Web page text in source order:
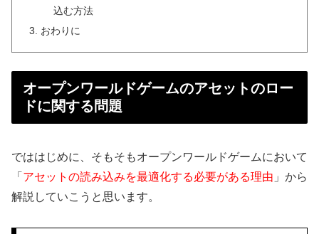
込む方法
おわりに
オープンワールドゲームのアセットのロー
ドに関する問題
でははじめに、そもそもオープンワールドゲームにおいて
「 アセットの読み込みを最適化する必要がある理由 」から
解説していこうと思います。